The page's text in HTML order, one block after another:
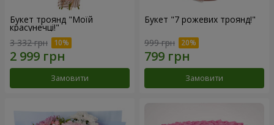
Букет троянд "Моїй
красунечці!"
3 332 грн
Замовити
Букет "7 рожевих троянд!"
999 грн
Замовити